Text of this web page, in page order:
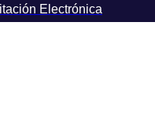
Electrónica